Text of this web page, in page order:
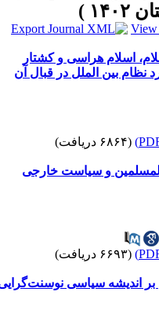
)
اسلام هراسی و کشتار
بین الملل در قبال آن
(۶۸۶۴ دریافت)
و سیاست خارجی
(۶۶۹۳ دریافت)
اندیشه سیاسی نوسنت‌گرایی